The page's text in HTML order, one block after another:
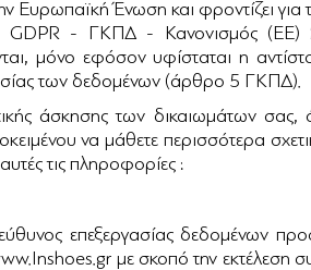
Ευρωπαϊκή Ένωση και φροντίζει
- ΓΚΠΔ - Κανονισμός (ΕΕ)
μόνο εφόσον υφίσταται η
των δεδομένων (άρθρο 5 ΓΚΠΔ).
άσκησης των δικαιωμάτων
να μάθετε περισσότερα
αυτές τις πληροφορίες :
επεξεργασίας δεδομένων
με σκοπό την